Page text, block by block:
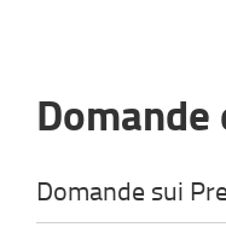
Domande sui